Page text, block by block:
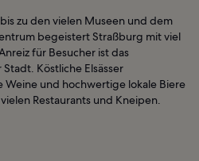
zu den vielen Museen und dem
begeistert Straßburg mit viel
für Besucher ist das
Köstliche Elsässer
Weine und hochwertige lokale Biere
Restaurants und Kneipen.